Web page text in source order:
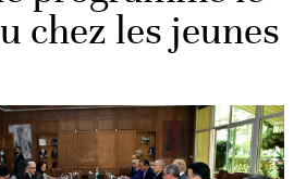
chez les jeunes